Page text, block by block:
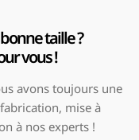
taille ?
vous !
avons toujours une
mise à
à nos experts !